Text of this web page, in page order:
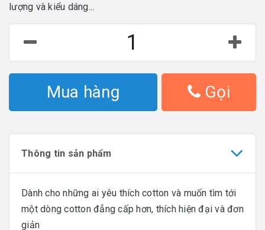
lượng và kiểu dáng...
Mua hàng Gọi
Thông tin sản phẩm
Dành cho những ai yêu thích cotton và muốn tìm tới
một dòng cotton đẳng cấp hơn, thích hiện đại và đơn
giản